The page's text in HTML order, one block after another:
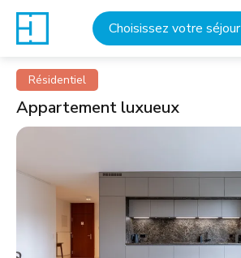
Choisissez votre séjour
Résidentiel
Appartement luxueux